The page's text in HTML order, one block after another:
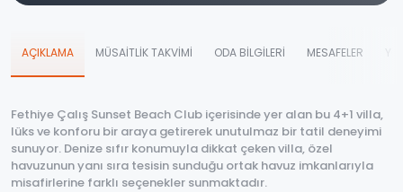
AÇIKLAMA MÜSAİTLİK TAKVİMİ ODA BİLGİLERİ MESAFELER
Fethiye Çalış Sunset Beach Club içerisinde yer alan bu 4+1 villa,
lüks ve konforu bir araya getirerek unutulmaz bir tatil deneyimi
sunuyor. Denize sıfır konumuyla dikkat çeken villa, özel
havuzunun yanı sıra tesisin sunduğu ortak havuz imkanlarıyla
misafirlerine farklı seçenekler sunmaktadır.